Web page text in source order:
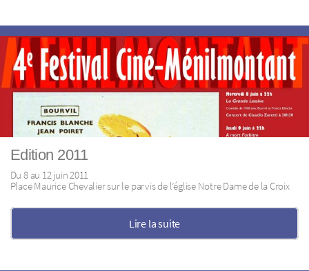
Edition 2011
Du 8 au 12 juin 2011
Place Maurice Chevalier sur le parvis de l’église Notre Dame de la Croix
Lire la suite